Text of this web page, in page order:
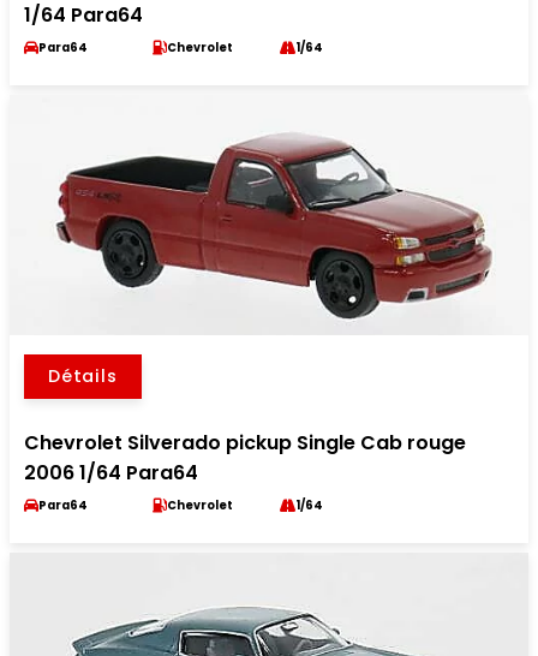
1/64 Para64
Para64 Chevrolet 1/64
Détails
Chevrolet Silverado pickup Single Cab rouge
2006 1/64 Para64
Para64 Chevrolet 1/64